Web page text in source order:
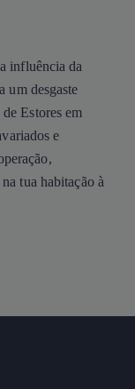
influência da
um desgaste
Estores em
e
tua habitação à